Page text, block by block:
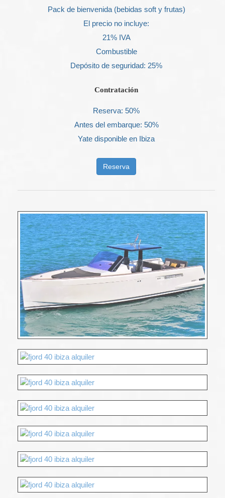
Pack de bienvenida (bebidas soft y frutas)
El precio no incluye:
21% IVA
Combustible
Depósito de seguridad: 25%
Contratación
Reserva: 50%
Antes del embarque: 50%
Yate disponible en Ibiza
Reserva